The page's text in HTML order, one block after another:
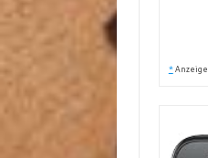
* Anzeige